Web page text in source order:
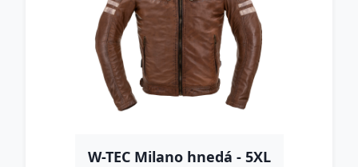
W-TEC Milano hnedá - 5XL